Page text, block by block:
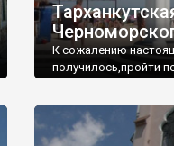
К сожалению
получилось,пройти